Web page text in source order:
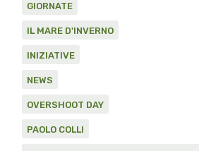
GIORNATE
IL MARE D'INVERNO
INIZIATIVE
NEWS
OVERSHOOT DAY
PAOLO COLLI